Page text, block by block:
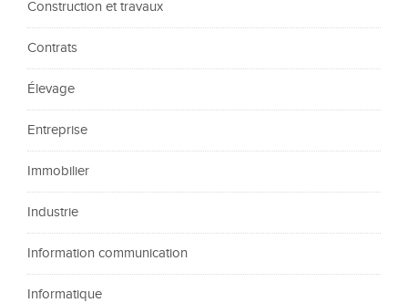
Construction et travaux
Contrats
Élevage
Entreprise
Immobilier
Industrie
Information communication
Informatique